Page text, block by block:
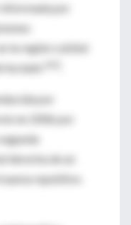
por
la región cubital
teclado
por
en 2006 por
derecha de un
repetitivo